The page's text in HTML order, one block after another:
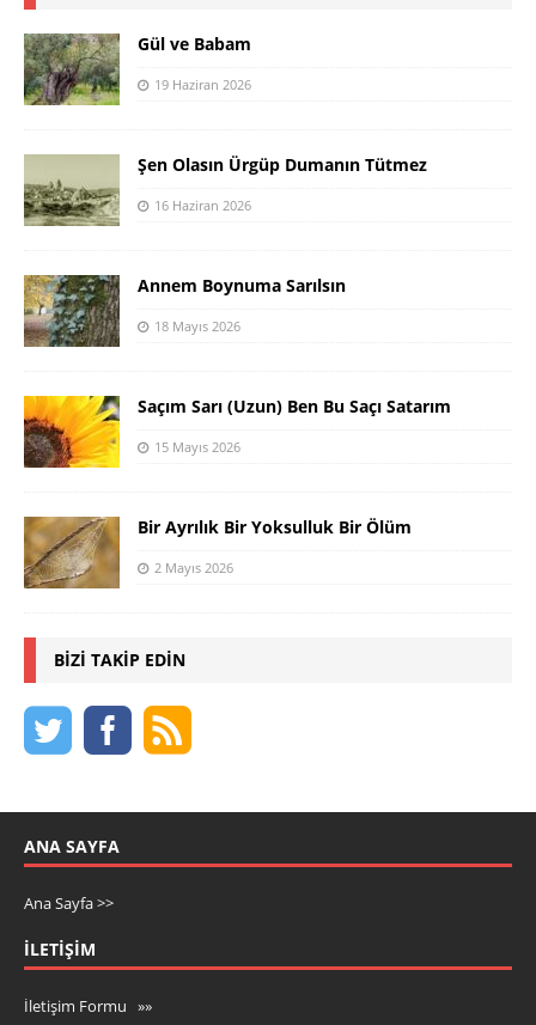
Gül ve Babam
19 Haziran 2026
Şen Olasın Ürgüp Dumanın Tütmez
16 Haziran 2026
Annem Boynuma Sarılsın
18 Mayıs 2026
Saçım Sarı (Uzun) Ben Bu Saçı Satarım
15 Mayıs 2026
Bir Ayrılık Bir Yoksulluk Bir Ölüm
2 Mayıs 2026
BIZI TAKIP EDIN
ANA SAYFA
Ana Sayfa >>
İLETIŞIM
İletişim Formu »»